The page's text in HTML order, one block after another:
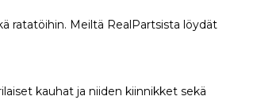
ratatöihin. Meiltä RealPartsista löydät
kauhat ja niiden kiinnikket sekä